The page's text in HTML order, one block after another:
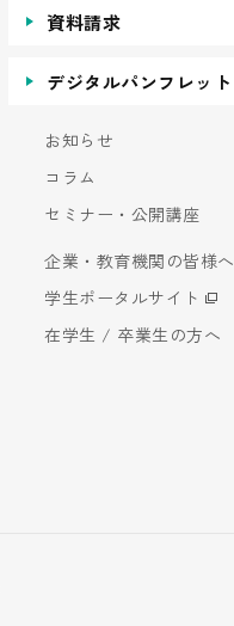
資料請求
デジタルパンフレット
お知らせ
コラム
セミナー・公開講座
企業・教育機関の皆様へ
学生ポータルサイト
在学生 / 卒業生の方へ